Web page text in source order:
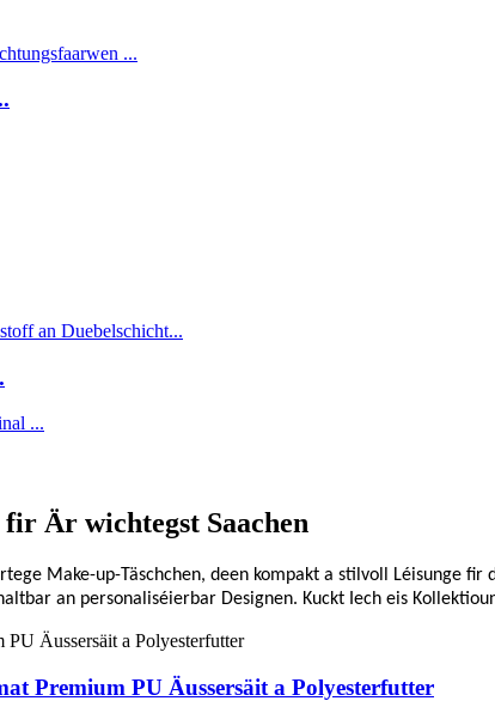
Är wichtegst Saachen
Make-up-Täschchen, deen kompakt a stilvoll Léisunge
an personaliséierbar Designen. Kuckt Iech eis
Premium PU Äussersäit a Polyesterfutter